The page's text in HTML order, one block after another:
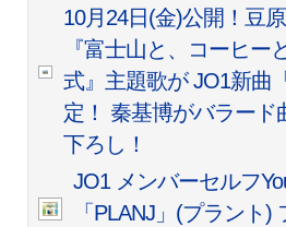
10月24日(金)公開！豆
『富士山と、コーヒー
式』主題歌が JO1新曲
定！ 秦基博がバラード
下ろし！
JO1 メンバーセルフ
「PLANJ」(プラント